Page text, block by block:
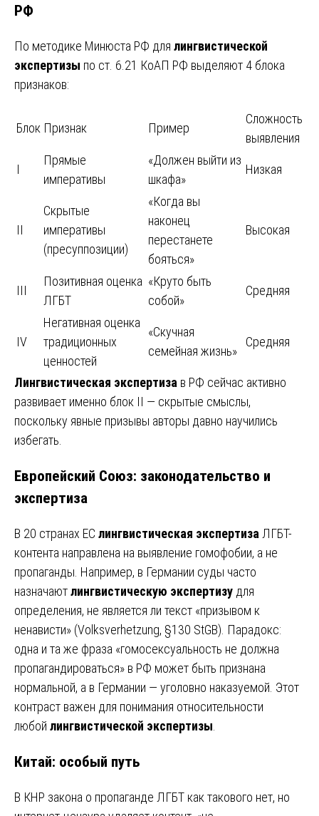
РФ
По методике Минюста РФ для лингвистической
экспертизы по ст. 6.21 КоАП РФ выделяют 4 блока
признаков:
Блок Признак Пример
Сложность
выявления
I
Прямые
императивы
«Должен выйти из
шкафа»
Низкая
II
Скрытые
императивы
(пресуппозиции)
«Когда вы
наконец
перестанете
бояться»
Высокая
III
Позитивная оценка
ЛГБТ
«Круто быть
собой»
Средняя
IV
Негативная оценка
традиционных
ценностей
«Скучная
семейная жизнь»
Средняя
Лингвистическая экспертиза в РФ сейчас активно
развивает именно блок II — скрытые смыслы,
поскольку явные призывы авторы давно научились
избегать.
Европейский Союз: законодательство и
экспертиза
В 20 странах ЕС лингвистическая экспертиза ЛГБТ-
контента направлена на выявление гомофобии, а не
пропаганды. Например, в Германии суды часто
назначаютлингвистическую экспертизу для
определения, не является ли текст «призывом к
ненависти» (Volksverhetzung, §130 StGB). Парадокс:
одна и та же фраза «гомосексуальность не должна
пропагандироваться» в РФ может быть признана
нормальной, а в Германии — уголовно наказуемой. Этот
контраст важен для понимания относительности
любой лингвистической экспертизы
Китай: особый путь
В КНР закона о пропаганде ЛГБТ как такового нет, но